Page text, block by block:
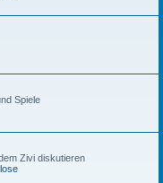
Spiele
Zivi diskutieren